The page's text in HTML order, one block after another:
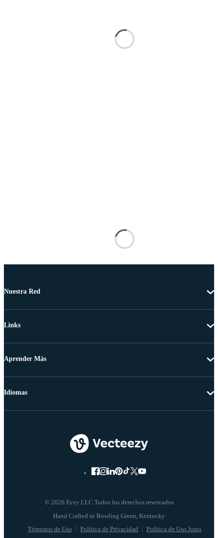
Nuestra Red
Links
Aprender Más
© 2026 Eezy LLC Todos los derechos reservados
Términos de Uso Política de Privacidad Política de Uso Justo
Idiomas